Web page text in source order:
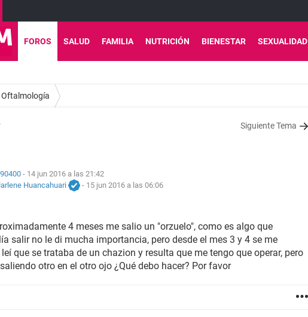
FOROS SALUD FAMILIA NUTRICIÓN BIENESTAR SEXUALIDAD
Oftalmología
Siguiente Tema
- 14 jun 2016 a las 21:42
Huancahuari
- 15 jun 2016 a las 06:06
4 meses me salio un "orzuelo", como es algo que
salir no le di mucha importancia, pero desde el mes 3 y 4 se me
que se trataba de un chazion y resulta que me tengo que operar, pero
otro en el otro ojo ¿Qué debo hacer? Por favor